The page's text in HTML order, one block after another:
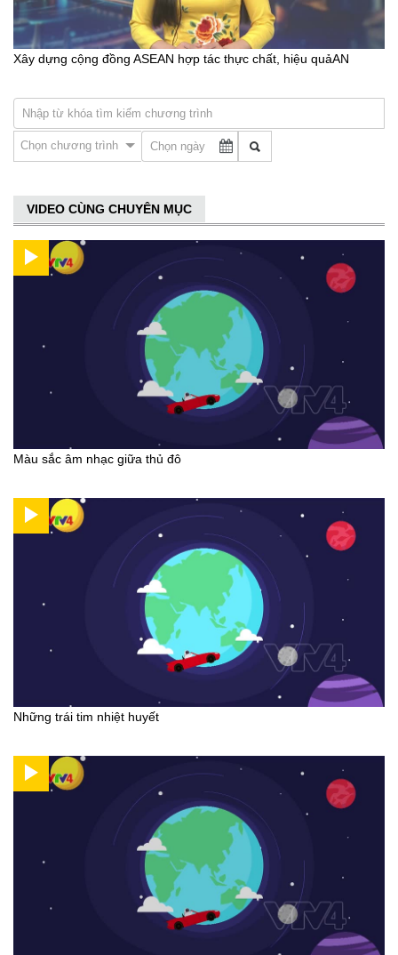
Xây dựng cộng đồng ASEAN hợp tác thực chất, hiệu quảAN
Chọn chương trình
VIDEO CÙNG CHUYÊN MỤC
Màu sắc âm nhạc giữa thủ đô
Những trái tim nhiệt huyết